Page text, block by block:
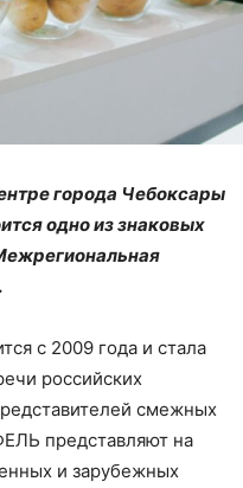
города Чебоксары
одно из знаковых
с 2009 года и стала
российских
смежных
представляют на
и зарубежных